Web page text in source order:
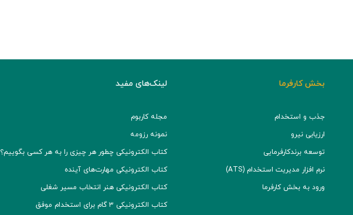
بخش کارفرما
جذب و استخدام
ارزیابی نیرو
توسعه برند‌کارفرمایی
نرم افزار مدیریت استخدام (ATS)
ورود به بخش کارفرما
لینک‌های مفید
مجله کاربوم
نمونه رزومه
کتاب الکترونیکی چطور هر چیزی را به هر کسی بگوییم؟
کتاب الکترونیکی مهارت‌های آینده
کتاب الکترونیکی هنر انتخاب مسیر شغلی
کتاب الکترونیکی ۳ گام برای استخدام موفق